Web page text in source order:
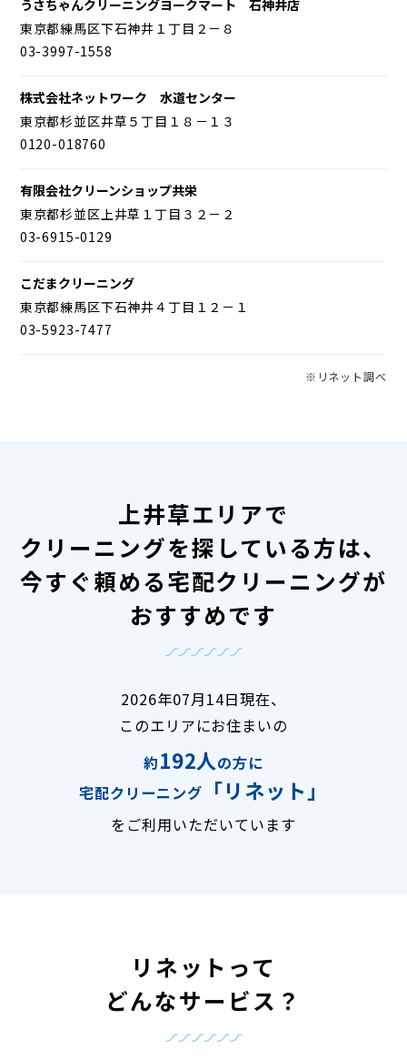
うさちゃんクリーニングヨークマート 石神井店
東京都練馬区下石神井１丁目２－８
03-3997-1558
株式会社ネットワーク 水道センター
東京都杉並区井草５丁目１８－１３
0120-018760
有限会社クリーンショップ共栄
東京都杉並区上井草１丁目３２－２
03-6915-0129
こだまクリーニング
東京都練馬区下石神井４丁目１２－１
03-5923-7477
※リネット調べ
上井草エリアで
クリーニングを探している方は、
今すぐ頼める宅配クリーニングが
おすすめです
2026年07月14日現在、
このエリアにお住まいの
約192人の方に
宅配クリーニング
「リネット」
をご利用いただいています
リネットって
どんなサービス？